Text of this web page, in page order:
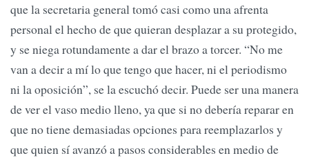
que la secretaria general tomó casi como una afrenta
personal el hecho de que quieran desplazar a su protegido,
y se niega rotundamente a dar el brazo a torcer. “No me
van a decir a mí lo que tengo que hacer, ni el periodismo
ni la oposición”, se la escuchó decir. Puede ser una manera
de ver el vaso medio lleno, ya que si no debería reparar en
que no tiene demasiadas opciones para reemplazarlos y
que quien sí avanzó a pasos considerables en medio de